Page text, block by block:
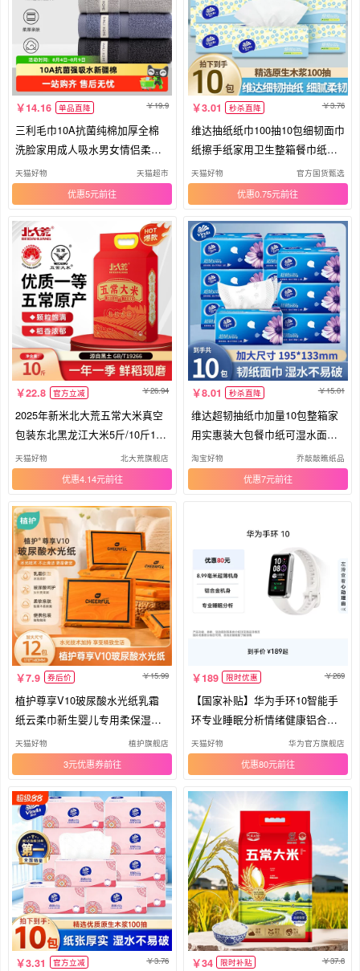
14.16 单品直降 19.9
三利毛巾10A抗菌纯棉加厚全棉
洗脸家用成人吸水男女情侣柔软
面巾
天猫好物 天猫超市
优惠5元
3.01 秒杀直降 3.76
维达抽纸纸巾100抽10包细韧面巾
纸擦手纸家用卫生整箱餐巾纸公
用
天猫好物 官方国货甄选
优惠0.75元
22.8 官方立减 26.94
2025年新米北大荒五常大米真空
包装东北黑龙江大米5斤/10斤192
66
天猫好物 北大荒旗舰店
优惠4.14元
8.01 秒杀直降 15.01
维达超韧抽纸巾加量10包整箱家
用实惠装大包餐巾纸可湿水面巾
纸抽
淘宝好物 乔敲敲瞧纸品
优惠7元
7.9 券后价 15.99
植护尊享V10玻尿酸水光纸乳霜
纸云柔巾新生婴儿专用柔保湿乳
霜纸
天猫好物 植护旗舰店
3元优惠券
189 限时优惠 269
【国家补贴】华为手环10智能手
环专业睡眠分析情绪健康铝合金
机身心率监测运动手环华为智能
手表支持NFC
天猫好物 华为官方旗舰店
优惠80元
3.31 官方立减 3.76 34 限时补贴 37.8